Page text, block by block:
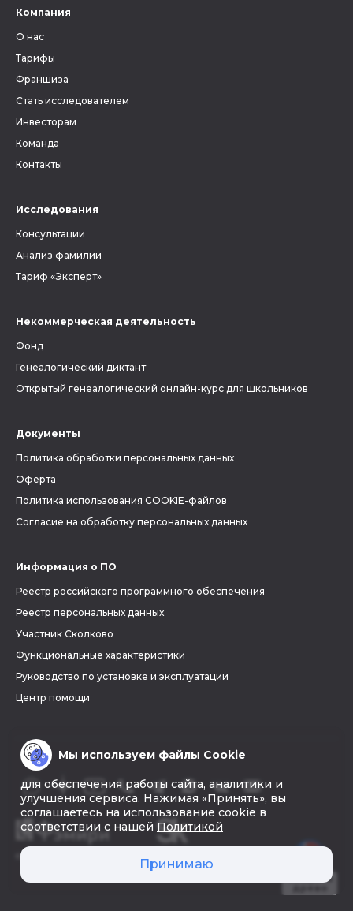
Компания
О нас
Тарифы
Франшиза
Стать исследователем
Инвесторам
Команда
Контакты
Исследования
Консультации
Анализ фамилии
Тариф «Эксперт»
Некоммерческая деятельность
Фонд
Генеалогический диктант
Открытый генеалогический онлайн-курс для школьников
Документы
Политика обработки персональных данных
Оферта
Политика использования COOKIE-файлов
Согласие на обработку персональных данных
Информация о ПО
Реестр российского программного обеспечения
Реестр персональных данных
Участник Сколково
Функциональные характеристики
Руководство по установке и эксплуатации
Центр помощи
© 2026 «Фэмири»
Мы используем файлы Cookie
для обеспечения работы сайта, аналитики и
улучшения сервиса. Нажимая «Принять», вы
соглашаетесь на использование cookie в
соответствии с нашей Политикой
Принимаю
Создать